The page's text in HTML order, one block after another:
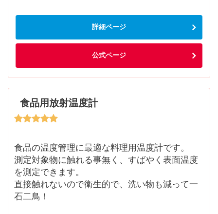
詳細ページ
公式ページ
食品用放射温度計
食品の温度管理に最適な料理用温度計です。
測定対象物に触れる事無く、すばやく表面温度
を測定できます。
直接触れないので衛生的で、洗い物も減って一
石二鳥！